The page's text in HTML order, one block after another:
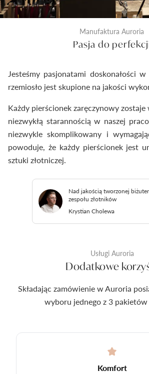
Manufaktura Auroria
Pasja do
Jesteśmy pasjonatami doskonałości
rzemiosło jest skupione na jakości
Każdy pierścionek zaręczynowy
niezwykłą starannością w naszej
niezwykle skomplikowany i
powoduje, że każdy pierścionek jest
sztuki złotniczej.
Nad jakością tworzonej
zespołu złotników
Krystian Cholewa
Usługi Auroria
Dodatkowe
Składając zamówienie w Auroria
wyboru jednego z 3
Komfort